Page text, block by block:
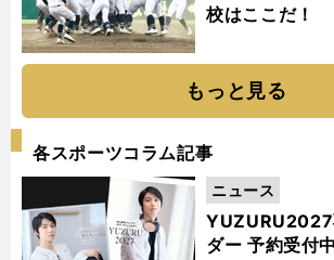
校はここだ！
もっと見る
各スポーツコラム記事
YUZURU2027
ダー 予約受付
ニュース